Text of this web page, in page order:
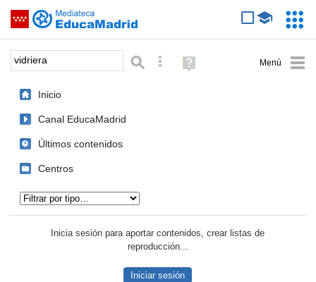
Saltar navegación
Palabra o frase: Búsqueda avanzada
Ayuda
(en
Inicio
Canal EducaMadrid
Últimos contenidos
Centros
Inicia sesión para aportar contenidos, crear listas de
reproducción...
Iniciar sesión